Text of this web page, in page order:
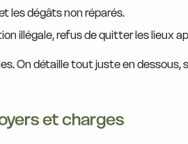
les dégâts non réparés.
illégale, refus de quitter les lieux
On détaille tout juste en dessous,
et charges